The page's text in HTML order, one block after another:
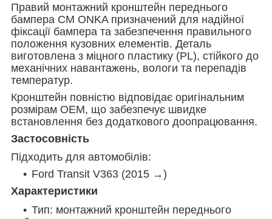
Правий монтажний кронштейн переднього
бампера CM ONKA призначений для надійної
фіксації бампера та забезпечення правильного
положення кузовних елементів. Деталь
виготовлена з міцного пластику (PL), стійкого до
механічних навантажень, вологи та перепадів
температур.
Кронштейн повністю відповідає оригінальним
розмірам OEM, що забезпечує швидке
встановлення без додаткового доопрацювання.
Застосовність
Підходить для автомобілів:
Ford Transit V363 (2015 →)
Характеристики
Тип: монтажний кронштейн переднього